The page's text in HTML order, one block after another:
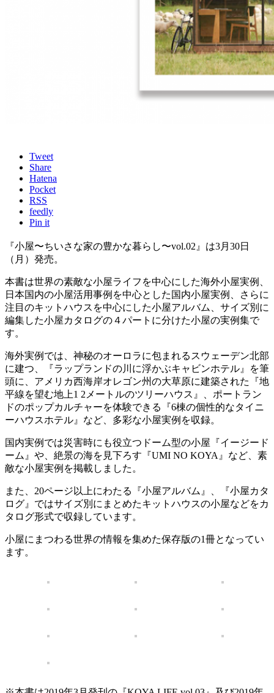
Tweet
Share
Hatena
Pocket
RSS
feedly
Pin it
『小屋〜ちいさな家の豊かな暮らし〜vol.02』は3月30日
（月）発売。
本書は世界の素敵な小屋ライフを中心にした海外小屋実例、
日本国内の小屋活用事例を中心とした国内小屋実例、さらに
注目のキットハウスを中心にした小屋アルバム、サイズ別に
編集した小屋カタログの４パートに分けた小屋の実例集で
す。
海外実例では、神秘のオーロラに包まれるスウェーデン北部
に建つ、『ラップランドの川に浮かぶキャビンホテル』を筆
頭に、アメリカ西海岸オレゴン州の大草原に建築された『地
平線を望む地上1 2メートルのツリーハウス』、ポートラン
ドのポップカルチャーを体験できる『6棟の個性的なタイニ
ーハウスホテル』など、多彩な小屋実例を収録。
国内実例では災害時にも役立つドーム型の小屋『イージード
ーム』や、絶景の海を見下ろす『UMI NO KOYA』など、素
敵な小屋実例を掲載しました。
また、20ページ以上にわたる『小屋アルバム』、『小屋カタ
ログ』ではサイズ別にまとめたキットハウスの小屋などをカ
タログ形式で収録しています。
小屋にまつわる世界の情報を集めた保存版の1冊となってい
ます。